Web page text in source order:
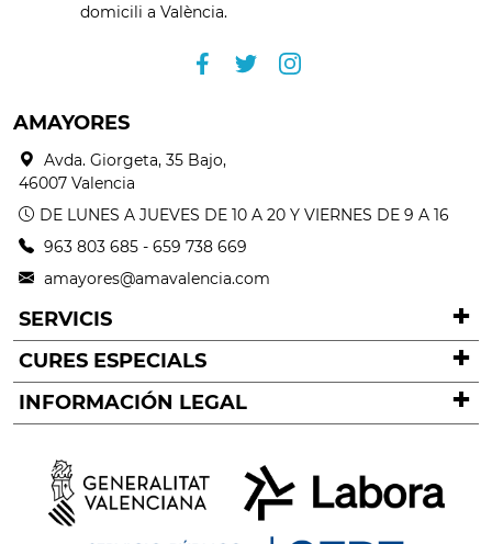
domicili a València.
AMAYORES
Avda. Giorgeta, 35 Bajo,
46007 Valencia
DE LUNES A JUEVES DE 10 A 20 Y VIERNES DE 9 A 16
963 803 685 - 659 738 669
amayores@amavalencia.com
SERVICIS
CURES ESPECIALS
INFORMACIÓN LEGAL